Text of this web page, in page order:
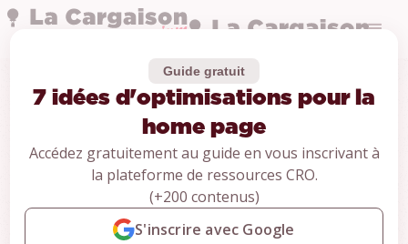
Guide gratuit
7 idées d'optimisations pour la
home page
Accédez gratuitement au guide en vous inscrivant à
la plateforme de ressources CRO.
(+200 contenus)
S'inscrire avec Google
Études de cas
d'optimisations
pour la home page